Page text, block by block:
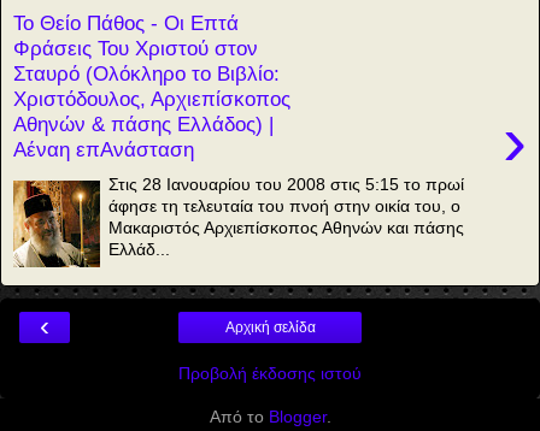
Το Θείο Πάθος - Οι Επτά
Φράσεις Του Χριστού στον
Σταυρό (Ολόκληρο το Βιβλίο:
Χριστόδουλος, Αρχιεπίσκοπος
Αθηνών & πάσης Ελλάδος) |
Αέναη επΑνάσταση
›
Στις 28 Ιανουαρίου του 2008 στις 5:15 το πρωί
άφησε τη τελευταία του πνοή στην οικία του, ο
Μακαριστός Αρχιεπίσκοπος Αθηνών και πάσης
Ελλάδ...
‹ Αρχική σελίδα
Προβολή έκδοσης ιστού
Από το Blogger.